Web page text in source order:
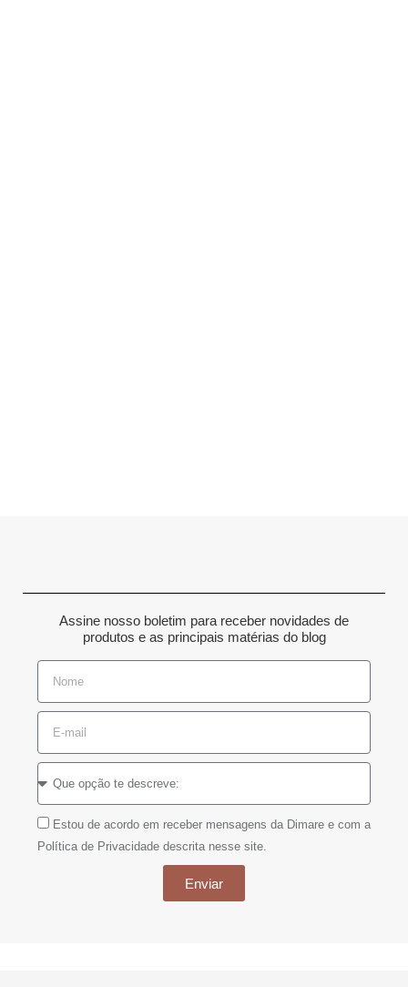
Assine nosso boletim para receber novidades de
produtos e as principais matérias do blog
Estou de acordo em receber mensagens da Dimare e com a
Política de Privacidade descrita nesse site.
Enviar